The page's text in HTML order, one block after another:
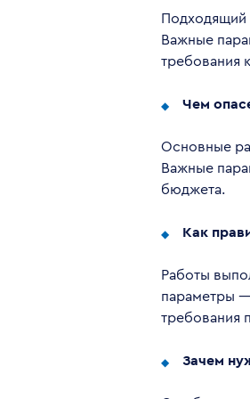
Подходящий
Важные
требования
Чем
Основные
Важные
бюджета.
Как
Работы
параметры
требования
Зачем